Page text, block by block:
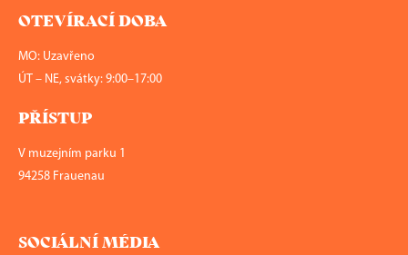
OTEVÍRACÍ DOBA
MO: Uzavřeno
ÚT – NE, svátky: 9:00–17:00
PŘÍSTUP
V muzejním parku 1
94258 Frauenau
SOCIÁLNÍ MÉDIA